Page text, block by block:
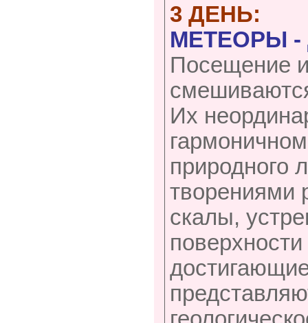
3 ДЕНЬ:
МЕТЕОРЫ
Посещение
Их
природного
творениями
скалы,